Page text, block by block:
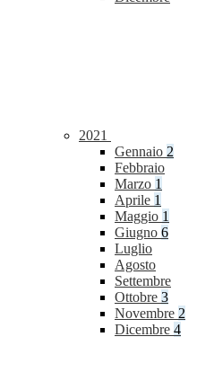
2021
Gennaio 2
Febbraio
Marzo 1
Aprile 1
Maggio 1
Giugno 6
Luglio
Agosto
Settembre
Ottobre 3
Novembre 2
Dicembre 4